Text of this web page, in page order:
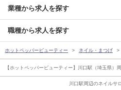
川口駅周辺のネイルサ
業種から求人を探す
職種から求人を探す
ホットペッパービューティー ネイル・まつげ
【ホットペッパービューティー】川口駅（埼玉県